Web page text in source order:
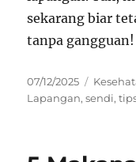
sekarang biar
tanpa gangguan!
Posted
on
07/12/2025
Lapangan,sendi,